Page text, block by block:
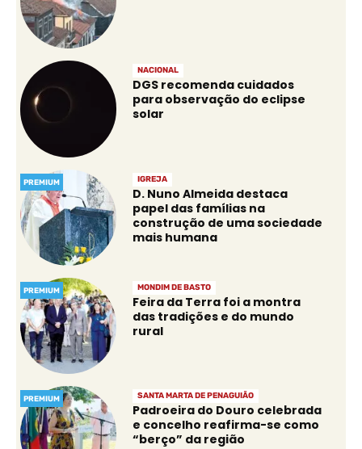
NACIONAL
DGS recomenda cuidados
para observação do eclipse
solar
PREMIUM IGREJA
D. Nuno Almeida destaca
papel das famílias na
construção de uma sociedade
mais humana
PREMIUM MONDIM DE BASTO
Feira da Terra foi a montra
das tradições e do mundo
rural
PREMIUM SANTA MARTA DE PENAGUIÃO
Padroeira do Douro celebrada
e concelho reafirma-se como
“berço” da região